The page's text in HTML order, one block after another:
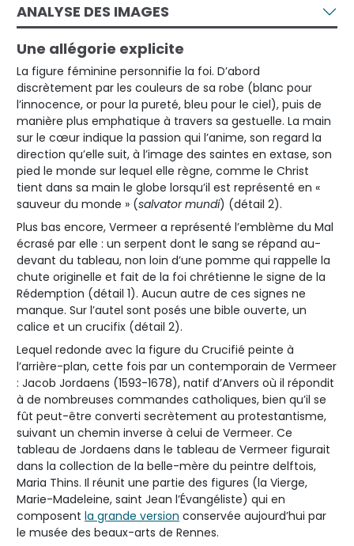
ANALYSE DES IMAGES
Une allégorie explicite
La figure féminine personnifie la foi. D’abord
discrètement par les couleurs de sa robe (blanc pour
l’innocence, or pour la pureté, bleu pour le ciel), puis de
manière plus emphatique à travers sa gestuelle. La main
sur le cœur indique la passion qui l’anime, son regard la
direction qu’elle suit, à l’image des saintes en extase, son
pied le monde sur lequel elle règne, comme le Christ
tient dans sa main le globe lorsqu’il est représenté en «
sauveur du monde » (salvator mundi) (détail 2).
Plus bas encore, Vermeer a représenté l’emblème du Mal
écrasé par elle : un serpent dont le sang se répand au-
devant du tableau, non loin d’une pomme qui rappelle la
chute originelle et fait de la foi chrétienne le signe de la
Rédemption (détail 1). Aucun autre de ces signes ne
manque. Sur l’autel sont posés une bible ouverte, un
calice et un crucifix (détail 2).
Lequel redonde avec la figure du Crucifié peinte à
l’arrière-plan, cette fois par un contemporain de Vermeer
: Jacob Jordaens (1593-1678), natif d’Anvers où il répondit
à de nombreuses commandes catholiques, bien qu’il se
fût peut-être converti secrètement au protestantisme,
suivant un chemin inverse à celui de Vermeer. Ce
tableau de Jordaens dans le tableau de Vermeer figurait
dans la collection de la belle-mère du peintre delftois,
Maria Thins. Il réunit une partie des figures (la Vierge,
Marie-Madeleine, saint Jean l’Évangéliste) qui en
composent la grande version conservée aujourd’hui par
le musée des beaux-arts de Rennes.